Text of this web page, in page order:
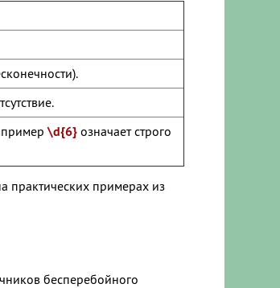
\d{6}означает строго
практических примерах из
бесперебойного